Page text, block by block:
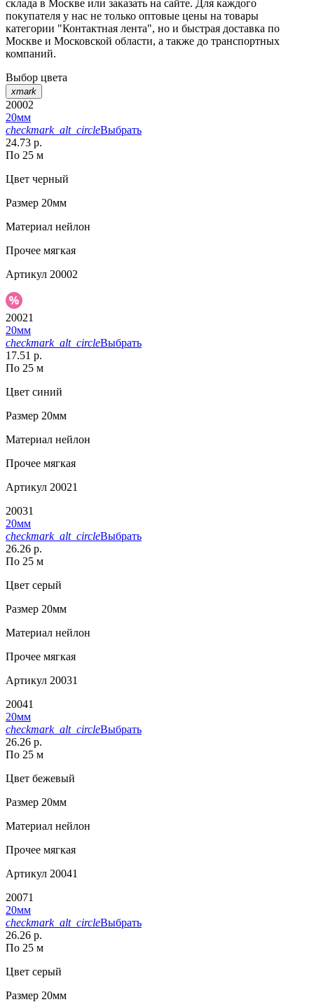
склада в Москве или заказать на сайте. Для каждого
покупателя у нас не только оптовые цены на товары
категории "Контактная лента", но и быстрая доставка по
Москве и Московской области, а также до транспортных
компаний.
Выбор цвета
xmark
20002
20мм
checkmark_alt_circleВыбрать
24.73 р.
По 25 м
Цвет черный
Размер 20мм
Материал нейлон
Прочее мягкая
Артикул 20002
20021
20мм
checkmark_alt_circleВыбрать
17.51 р.
По 25 м
Цвет синий
Размер 20мм
Материал нейлон
Прочее мягкая
Артикул 20021
20031
20мм
checkmark_alt_circleВыбрать
26.26 р.
По 25 м
Цвет серый
Размер 20мм
Материал нейлон
Прочее мягкая
Артикул 20031
20041
20мм
checkmark_alt_circleВыбрать
26.26 р.
По 25 м
Цвет бежевый
Размер 20мм
Материал нейлон
Прочее мягкая
Артикул 20041
20071
20мм
checkmark_alt_circleВыбрать
26.26 р.
По 25 м
Цвет серый
Размер 20мм